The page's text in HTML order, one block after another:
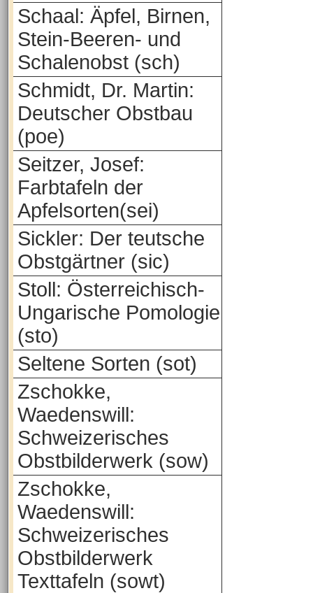
Schaal: Äpfel, Birnen,
Stein-Beeren- und
Schalenobst (sch)
Schmidt, Dr. Martin:
Deutscher Obstbau
(poe)
Seitzer, Josef:
Farbtafeln der
Apfelsorten(sei)
Sickler: Der teutsche
Obstgärtner (sic)
Stoll: Österreichisch-
Ungarische Pomologie
(sto)
Seltene Sorten (sot)
Zschokke,
Waedenswill:
Schweizerisches
Obstbilderwerk (sow)
Zschokke,
Waedenswill:
Schweizerisches
Obstbilderwerk
Texttafeln (sowt)